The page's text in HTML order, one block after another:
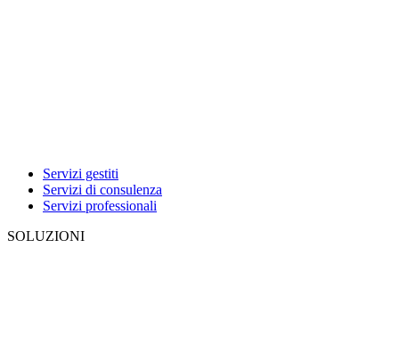
Servizi gestiti
Servizi di consulenza
Servizi professionali
SOLUZIONI